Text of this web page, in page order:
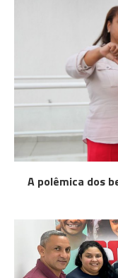
A polêmica dos